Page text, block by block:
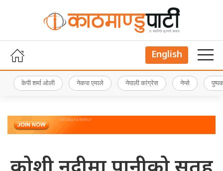
English
केपी शर्मा ओली नेकपा एमाले नेपाली कांग्रेस नेप्से